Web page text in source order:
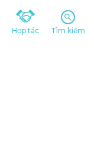
Hợp tác Tìm kiếm